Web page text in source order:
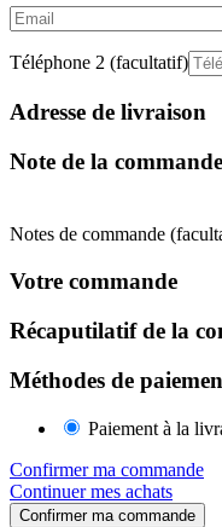
Email
Téléphone 2 (facultatif)
Adresse de livraison
Note de la commande
Notes de commande
Votre commande
Récaputilatif de la
Méthodes de
Paiement à la
Confirmer ma commande
Continuer mes achats
Confirmer ma commande